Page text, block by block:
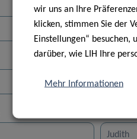
Straße
wir uns an Ihre
klicken, stimmen Sie der
Einstellungen“
darüber, wie LIH Ihre
Mehr Informationen